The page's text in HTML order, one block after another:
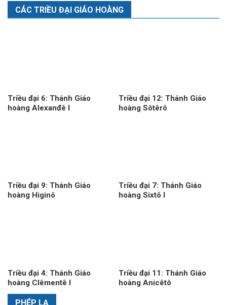
CÁC TRIỀU ĐẠI GIÁO HOÀNG
Triều đại 6: Thánh Giáo
hoàng Alexanđê I
Triều đại 12: Thánh Giáo
hoàng Sôtêrô
Triều đại 9: Thánh Giáo
hoàng Higinô
Triều đại 7: Thánh Giáo
hoàng Sixtô I
Triều đại 4: Thánh Giáo
hoàng Clêmentê I
Triều đại 11: Thánh Giáo
hoàng Anicêtô
PHÉP LẠ